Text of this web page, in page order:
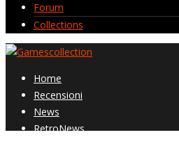
Forum
Collections
Home
Recensioni
News
RetroNews